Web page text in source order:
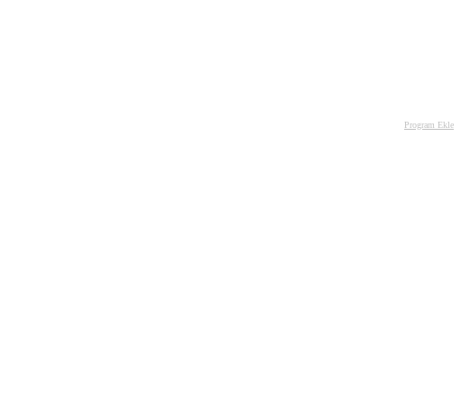
Program Ekle